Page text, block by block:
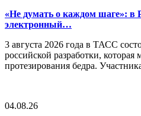
«Не думать о каждом шаге»: в
электронный…
3 августа 2026 года в ТАСС
российской разработки, которая
протезирования бедра.
04.08.26